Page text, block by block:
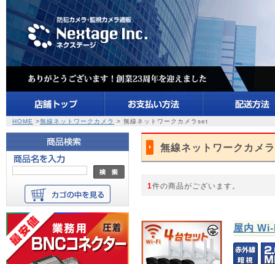
HOME >無線ネットワークカメラ > 無線ネットワークカメラset
無線ネットワークカメ
1件の商品がございます。
屋内